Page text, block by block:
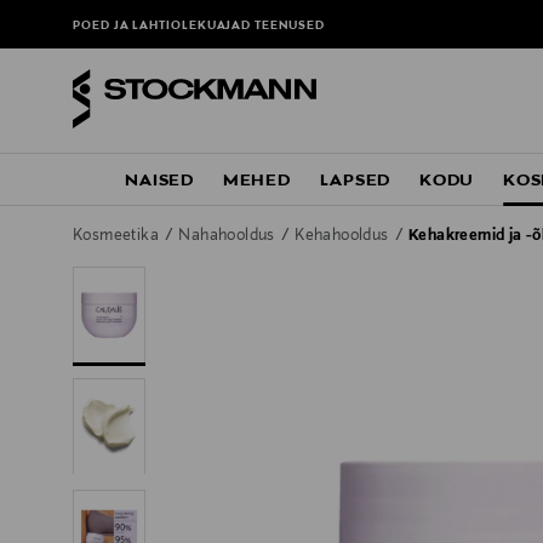
POED JA LAHTIOLEKUAJADTEENUSED
NAISED MEHED LAPSED KODU
Kosmeetika Nahahooldus Kehahooldus Kehakreemid ja -